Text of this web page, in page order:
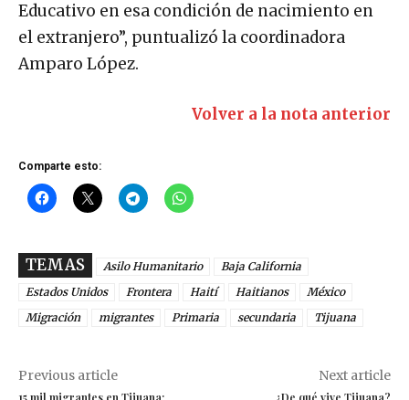
Educativo en esa condición de nacimiento en
el extranjero”, puntualizó la coordinadora
Amparo López.
Volver a la nota anterior
Comparte esto:
TEMAS Asilo Humanitario
Baja California
Estados Unidos
Frontera Haití Haitianos
México
Migración
migrantes Primaria secundaria Tijuana
Previous article Next article